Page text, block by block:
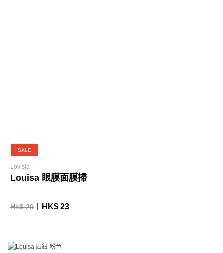
SALE
Lovisia
Louisa 眼膜面膜掃
HK$ 29 HK$ 23